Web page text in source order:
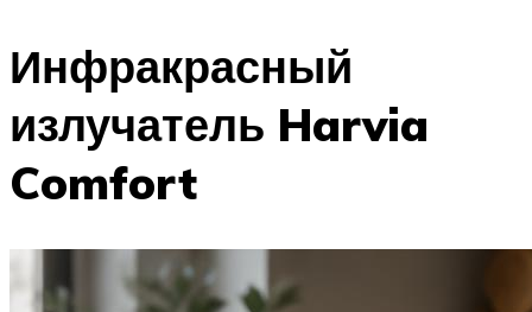
Инфракрасный
излучатель Harvia
Comfort